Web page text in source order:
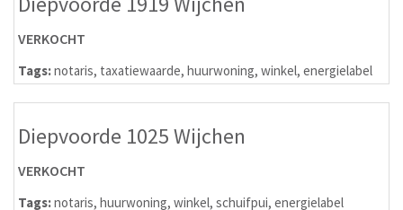
VERKOCHT
Tags:notaris, taxatiewaarde, huurwoning, winkel, energielabel
Diepvoorde 1025 Wijchen
VERKOCHT
Tags:notaris, huurwoning, winkel, schuifpui, energielabel